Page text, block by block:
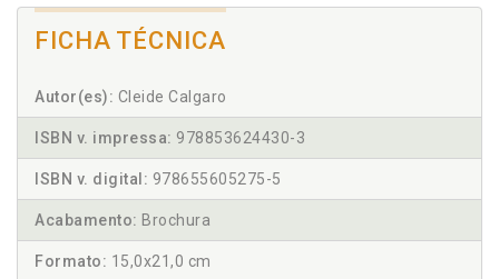
FICHA TÉCNICA
Autor(es): Cleide Calgaro
ISBN v. impressa: 978853624430-3
ISBN v. digital: 978655605275-5
Acabamento: Brochura
Formato: 15,0x21,0 cm